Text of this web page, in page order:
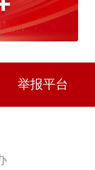
举报平台